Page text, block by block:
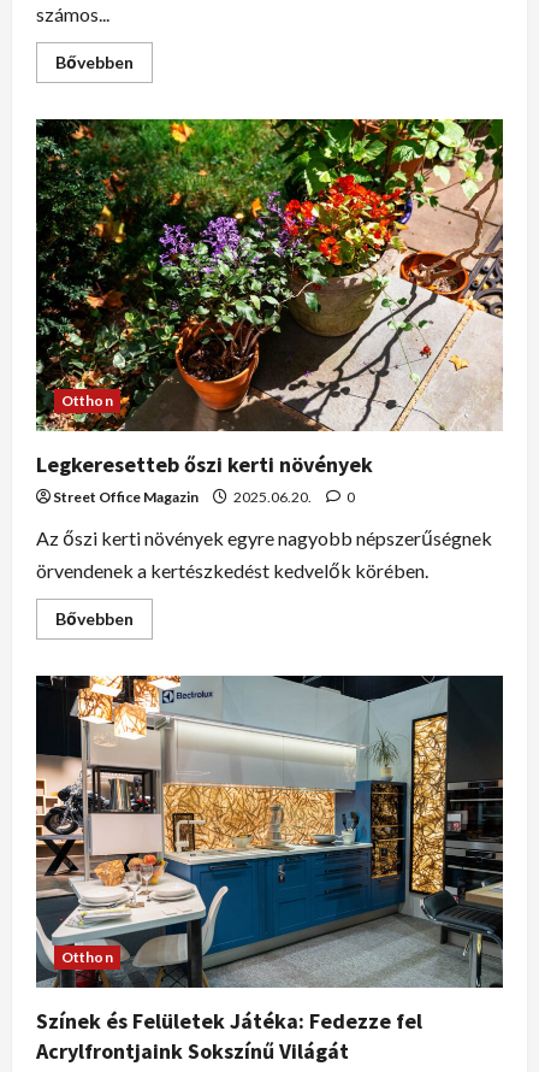
számos...
Bővebben
Otthon
Legkeresetteb őszi kerti növények
Street Office Magazin 2025.06.20. 0
Az őszi kerti növények egyre nagyobb népszerűségnek
örvendenek a kertészkedést kedvelők körében.
Bővebben
Otthon
Színek és Felületek Játéka: Fedezze fel
Acrylfrontjaink Sokszínű Világát